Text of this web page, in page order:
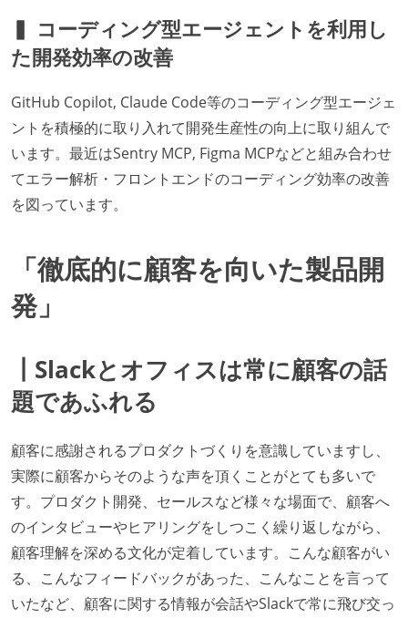
▍ コーディング型エージェントを利用し
た開発効率の改善
GitHub Copilot, Claude Code等のコーディング型エージェ
ントを積極的に取り入れて開発生産性の向上に取り組んで
います。最近はSentry MCP, Figma MCPなどと組み合わせ
てエラー解析・フロントエンドのコーディング効率の改善
を図っています。
「徹底的に顧客を向いた製品開
発」
┃Slackとオフィスは常に顧客の話
題であふれる
顧客に感謝されるプロダクトづくりを意識していますし、
実際に顧客からそのような声を頂くことがとても多いで
す。プロダクト開発、セールスなど様々な場面で、顧客へ
のインタビューやヒアリングをしつこく繰り返しながら、
顧客理解を深める文化が定着しています。こんな顧客がい
る、こんなフィードバックがあった、こんなことを言って
いたなど、顧客に関する情報が会話やSlackで常に飛び交っ